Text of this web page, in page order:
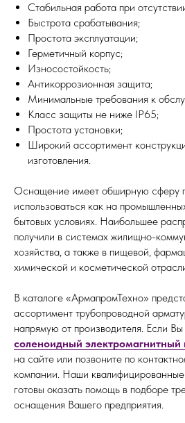
Стабильная работа при
Быстрота срабатывания;
Простота эксплуатации;
Герметичный корпус;
Износостойкость;
Антикоррозионная защита;
Минимальные требования к
Класс защиты не ниже IP65;
Простота установки;
Широкий ассортимент
изготовления.
Оснащение имеет обширную сферу
использоваться как на
бытовых условиях. Наибольшее
получили в системах жилищно-
хозяйства, а также в пищевой,
химической и косметической
В каталоге «АрмапромТехно»
ассортимент трубопроводной
напрямую от производителя. Если Вы
соленоидный электромагнитный
на сайте или позвоните по
компании. Наши
готовы оказать помощь в подборе
оснащения Вашего предприятия.